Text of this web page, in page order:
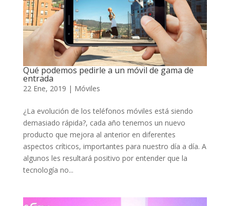
Qué podemos pedirle a un móvil de gama de
entrada
22 Ene, 2019 | Móviles
¿La evolución de los teléfonos móviles está siendo
demasiado rápida?, cada año tenemos un nuevo
producto que mejora al anterior en diferentes
aspectos críticos, importantes para nuestro día a día. A
algunos les resultará positivo por entender que la
tecnología no...